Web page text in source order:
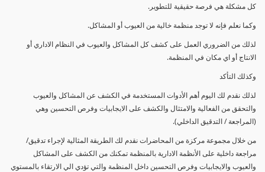
كل مشكلة هي فرصة حقيقية للتطوير.
وكما نعلم فإنه لا توجد منظمة خالية من العيوب أو المشاكل.
لذلك من الضروري العمل على كشف كل المشاكل والعيوب في النظام الاداري أو
الانتاج أو اي مكان في المنظمة.
وكذلك التأكد
لذلك نقدم لك اليوم أهم الأدوات المستخدمة في الكشف عن المشاكل والعيوب
والتحقق من الفعالية والامتثال والكشف على الايجابيات وفرص التحسين وهي
(المراجعة / التدقيق الداخلي).
من خلال مجموعة مركزة من المحاضرات نقدم لك الطريقة المثالية لإجراء تدقيق/
مراجعة داخلية على الأنظمة الادارية بالمنظمة تمكنك من الكشف على المشاكل
والعيوب والايجابيات وفرص التحسين داخل المنظمة والتي تؤدي الي الارتقاء بالمستوي